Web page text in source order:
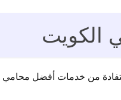
الكويت
من خدمات أفضل